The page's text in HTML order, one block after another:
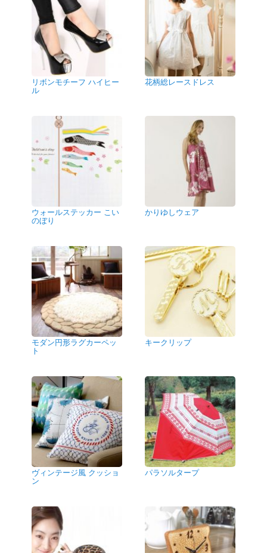
リボンモチーフ ハイヒー
ル
花柄総レースドレス
ウォールステッカー こい
のぼり
かりゆしウェア
モダン円形ラグカーペッ
ト
キークリップ
ヴィンテージ風 クッショ
ン
パラソルタープ